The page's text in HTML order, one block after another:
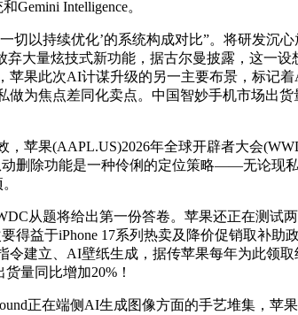
Gemini Intelligence。
以持续优化’的系统构成对比”。将研发沉心
大量炫技式新功能，据古尔曼披露，这一
苹果此次AI计谋升级的另一主要布景，标记
做为焦点差同化卖点。中国智妙手机市场出
果(AAPL.US)2026年全球开辟者大会
删除功能是一种伶俐的定位策略——无论现
从题将给出第一份答卷。苹果还正在测试两
得益于iPhone 17系列热卖及降价促销取补
令建立、AI壁纸生成，据传苹果每年为此领
量同比增加20%！
正在端侧AI生成图像方面的手艺堆集，苹